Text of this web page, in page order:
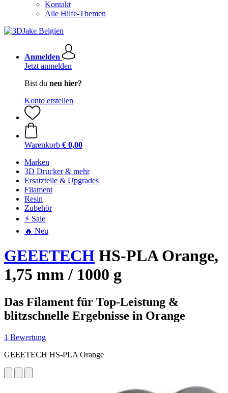
Kontakt
Alle Hilfe-Themen
Anmelden
Jetzt anmelden
Bist du neu hier?
Konto erstellen
Warenkorb € 0,00
Marken
3D Drucker & mehr
Ersatzteile & Upgrades
Filament
Resin
Zubehör
⚡ Sale
🔥 Neu
GEEETECH HS-PLA Orange,
1,75 mm / 1000 g
Das Filament für Top-Leistung &
blitzschnelle Ergebnisse in Orange
1 Bewertung
GEEETECH HS-PLA Orange